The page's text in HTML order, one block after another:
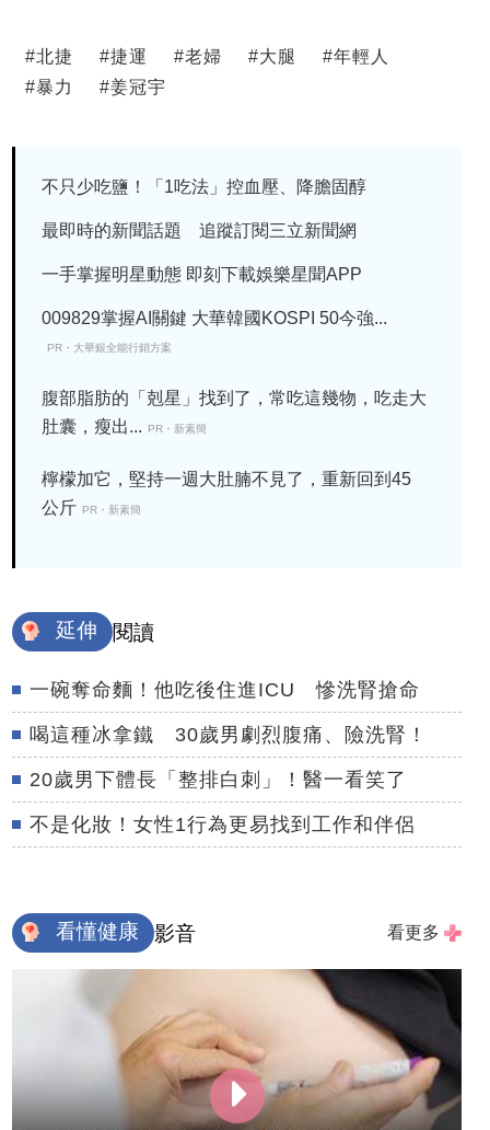
#北捷 #捷運 #老婦 #大腿 #年輕人
#暴力 #姜冠宇
不只少吃鹽！「1吃法」控血壓、降膽固醇
最即時的新聞話題 追蹤訂閱三立新聞網
一手掌握明星動態 即刻下載娛樂星聞APP
009829掌握AI關鍵 大華韓國KOSPI 50今強...
PR・大華銀全能行銷方案
腹部脂肪的「剋星」找到了，常吃這幾物，吃走大
肚囊，瘦出...
PR・新素簡
檸檬加它，堅持一週大肚腩不見了，重新回到45
公斤 PR・新素簡
延伸 閱讀
一碗奪命麵！他吃後住進ICU 慘洗腎搶命
喝這種冰拿鐵 30歲男劇烈腹痛、險洗腎！
20歲男下體長「整排白刺」！醫一看笑了
不是化妝！女性1行為更易找到工作和伴侶
看懂健康 影音 看更多